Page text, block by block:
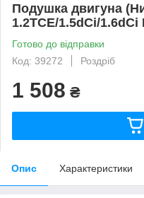
Подушка двигуна
1.2TCE/1.5dCi/1.6dCi
Готово до відправки
Код: 39272
Роздріб
1 508 ₴
Опис Характеристики